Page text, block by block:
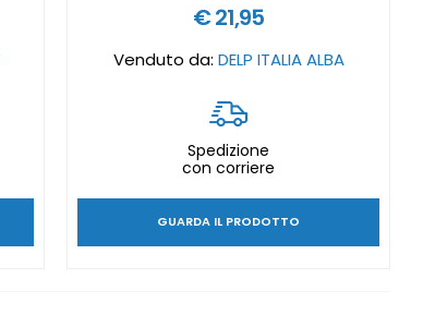
€ 21,95
Venduto da: DELP ITALIA ALBA
Spedizione
con corriere
GUARDA IL PRODOTTO